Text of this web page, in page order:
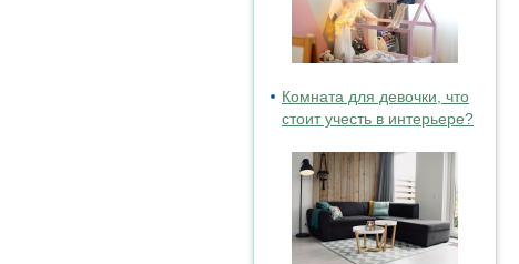
Комната для девочки, что
стоит учесть в интерьере?